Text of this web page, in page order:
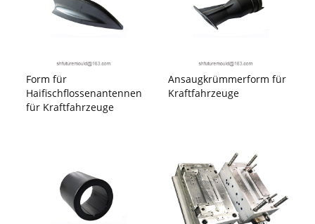
Form für
Haifischflossenantennen
für Kraftfahrzeuge
Ansaugkrümmerform für
Kraftfahrzeuge